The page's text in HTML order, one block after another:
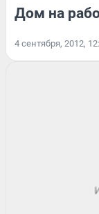
Дом на
4 сентября, 2012,